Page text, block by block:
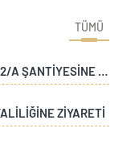
TÜMÜ
BÖLGE MÜDÜRÜMÜZÜN GAZİANTEP 22/A ŞANTİYESİNE ZİYARETİ
ZİYARETİ